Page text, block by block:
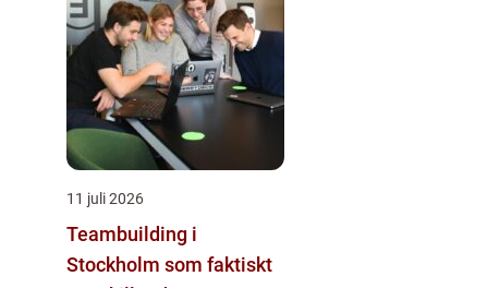
11 juli 2026
Teambuilding i
Stockholm som faktiskt